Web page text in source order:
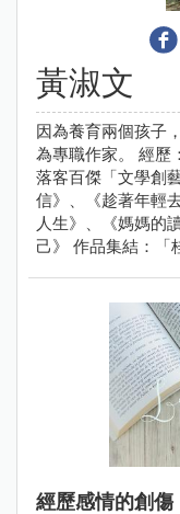
黃淑文
因為養育兩個孩子
為專職作家。 經歷
落客百傑「文學創
信》、《趁著年輕
人生》、《媽媽的
己》 作品集結：「
經歷感情的創